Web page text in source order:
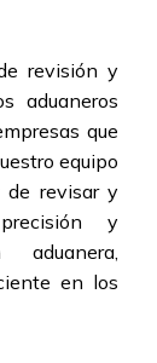
revisión y
aduaneros
que
equipo
de revisar y
y
en los